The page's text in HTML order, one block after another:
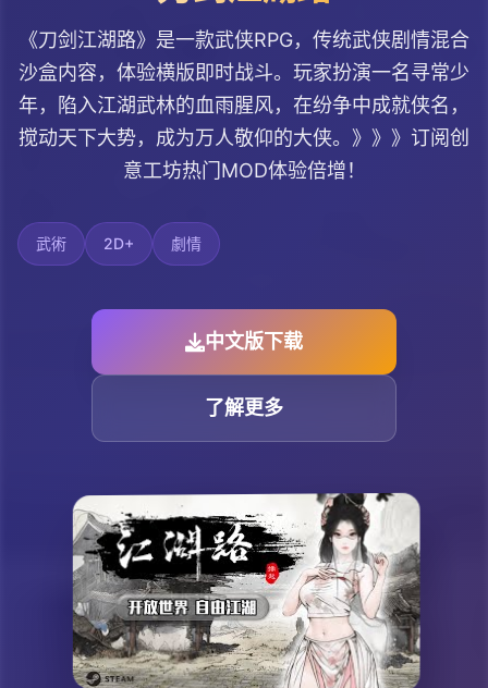
《刀剑江湖路》是一款武侠RPG，传统武侠剧情混合
沙盒内容，体验横版即时战斗。玩家扮演一名寻常少
年，陷入江湖武林的血雨腥风，在纷争中成就侠名，
搅动天下大势，成为万人敬仰的大侠。》》》订阅创
意工坊热门MOD体验倍增！
武術 2D+ 劇情
中文版下载
了解更多